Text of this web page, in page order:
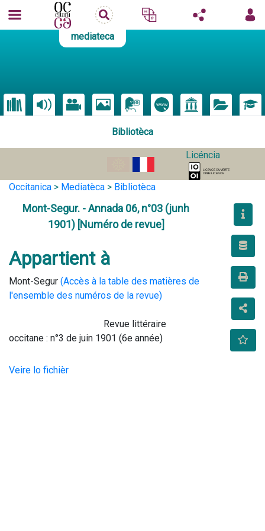
mediateca
Bibliotèca
Licéncia
Occitanica > Mediatèca > Bibliotèca
Mont-Segur. - Annada 06, n°03 (junh
1901) [Numéro de revue]
Appartient à
Mont-Segur (Accès à la table des matières de
l'ensemble des numéros de la revue)
occitane : n°3 de juin 1901 (6e année)
Veire lo fichièr